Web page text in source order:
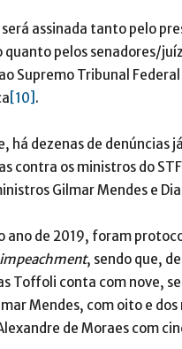
assinada tanto pelo
pelos senadores/
Supremo Tribunal
[10] .
há dezenas de denúncias
contra os ministros do
Gilmar Mendes e
ano de 2019, foram
impeachment, sendo que,
Toffoli conta com nove,
Mendes, com oito e dos
de Moraes com